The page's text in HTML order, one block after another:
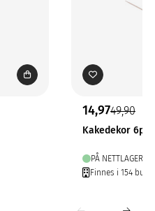
14,9749,90
Kakedekor 6pk
PÅ NETTLAGER
Finnes i 154